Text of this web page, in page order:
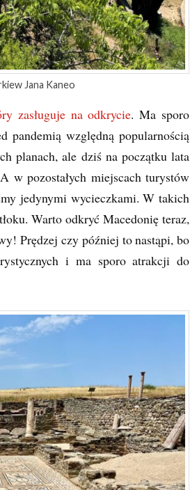
Jana Kaneo
zasługuje na odkrycie. Ma sporo
względną popularnością
planach, ale dziś na początku lata
w pozostałych miejscach turystów
jedynymi wycieczkami. W takich
Warto odkryć Macedonię teraz,
Prędzej czy później to nastąpi, bo
i ma sporo atrakcji do